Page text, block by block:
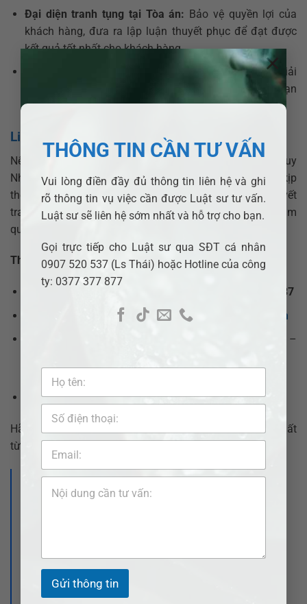
THÔNG TIN CẦN TƯ VẤN
Vui lòng điền đầy đủ thông tin liên hệ và ghi
rõ thông tin vụ việc cần được Luật sư tư vấn.
Luật sư sẽ liên hệ sớm nhất và hỗ trợ cho bạn.
Gọi trực tiếp cho Luật sư qua SĐT cá nhân
0907 520 537 (Ls Thái) hoặc Hotline của công
ty: 0377 377 877
Gửi thông tin
×
Đại diện tranh tụng tại Tòa án: Bảo vệ quyền lợi của
khách hàng, đưa ra lập luận thuyết phục để đạt được
kết quả tốt nhất cho khách hàng.
Luật sư không chỉ giúp giải
quyết tranh chấp hiện tại mà tư vấn giải pháp để hạn
chế rủi ro pháp lý trong tương lai.
Liên hệ luật sư tại Quy Nhơn?
Nếu bạn đang phải tranh chấp quyền sử dụng đất tại Quy
Nhơn, đừng ngần ngại liên hệ luật sư để được hỗ trợ kịp
thời. Một luật sư có kinh nghiệm sẽ giúp bạn giải quyết
tranh chấp nhanh chóng, đúng pháp luật và bảo đảm
quyền lợi cao nhất.
Thông tin liên hệ:
0907.520.537
adbsaigon@gmail.com –info@adbsaigon.com
–
Facebook:Luật Bình Dương–Pháp lý nhanh VN
Hãy liên hệ ngay để nhận được sự tư vấn và hỗ trợ tốt nhất
từ ​​đội ngũ luật sư chuyên nghiệp.
>>> Xem thêm bài viết:
Luật sư tư vấn tranh chấp quyền sử dụng
đất tại Quảng Ngãi?